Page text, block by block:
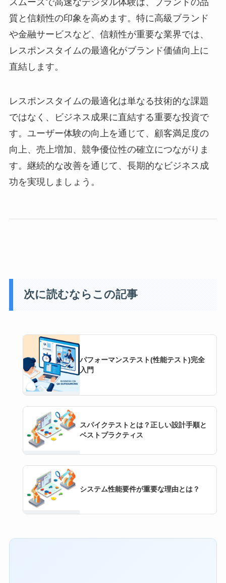
質と信頼性の印象を高めます。特に高級ブランド
や金融サービスなど、信頼性が重要な業界では、
レスポンスタイムの最適化がブランド価値向上に
直結します。
レスポンスタイムの最適化は単なる技術的な課題
ではなく、ビジネス成果に直結する重要な投資で
す。ユーザー体験の向上を通じて、顧客満足度の
向上、売上増加、競争優位性の確立につながりま
す。継続的な改善を通じて、長期的なビジネス成
功を実現しましょう。
次に読むならこの記事
パフォーマンステスト(性能テスト)完全
入門
スパイクテストとは？正しい設計手順と
ベストプラクティス
システム性能要件が重要な理由とは？